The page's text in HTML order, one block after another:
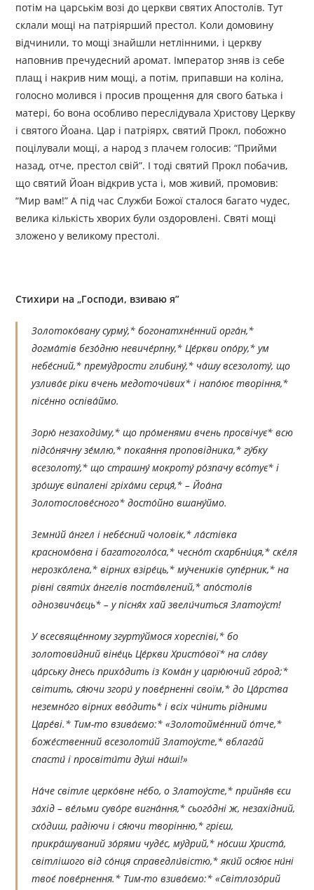
потім на царськім возі до церкви святих Апостолів. Тут
склали мощі на патріярший престол. Коли домовину
відчинили, то мощі знайшли нетлінними, і церкву
наповнив пречудесний аромат. Імператор зняв із себе
плащ і накрив ним мощі, а потім, припавши на коліна,
голосно молився і просив прощення для свого батька і
матері, бо вона особливо переслідувала Христову Церкву
і святого Йоана. Цар і патріярх, святий Прокл, побожно
поцілували мощі, а народ з плачем голосив: “Прийми
назад, отче, престол свій”. І тоді святий Прокл побачив,
що святий Йоан відкрив уста і, мов живий, промовив:
“Мир вам!” А під час Служби Божої сталося багато чудес,
велика кількість хворих були оздоровлені. Святі мощі
зложено у великому престолі.
Стихири на „Господи, взиваю я”
Золотоко́вану сурму́,* богонатхне́нний орга́н,*
догма́тів безо́дню невиче́рпну,* Це́ркви опо́ру,* ум
небе́сний,* прему́дрости глибину́,* ча́шу всезолоту́, що
узлива́є ріки вчень медоточи́вих* і напо́ює творіння,*
пісе́нно оспіва́ймо.
Зорю́ незаходи́му,* що про́менями вчень просвічує* всю
підсо́нячну зе́млю,* покая́ння проповідника,* гу́бку
всезолоту́,* що страшну́ мокроту́ ро́зпачу всо́тує* і
зро́шує ви́палені гріха́ми серця́,* – Йоа́на
Золотослове́сного* досто́йно вшану́ймо.
Земни́й а́нгел і небе́сний чоловік,* ла́стівка
красномо́вна і багатоголо́са,* чесно́т скарбни́ця,* ске́ля
нерозко́лена,* вірних взіре́ць,* му́чеників супе́рник,* на
рівні святи́х а́нгелів поста́влений,* апо́столів
однозвича́єць* – у пісня́х хай звели́читься Златоу́ст!
У всесвяще́нному згурту́ймося хореспіві,* бо
золотови́дний віне́ць Це́ркви Христо́вої* на сла́ву
ца́рську днесь прихо́дить із Кома́н у царю́ючий го́род;*
світить, ся́ючи згори́ у пове́рненні своїм,* до Ца́рства
неземно́го вірних вво́дить* і всіх чи́нить рідними
Царе́ві.* Тим-то взива́ємо:* «Золотойме́нний о́тче,*
боже́ственний всезолоти́й Златоу́сте,* вблага́й
спасти́ і просвіти́ти ду́ші на́ші!»
На́че світле церко́вне не́бо, о Златоу́сте,* прийня́в єси
за́хід – ве́льми суво́ре вигна́ння,* сього́дні ж, незахідний,
схо́диш, радіючи і ся́ючи творінню,* грієш,
прикра́шуваний зо́рями чуде́с, му́дрий,* но́сиш Христа́,
світлішого від со́нця справедли́вістю,* яки́й ося́ює ни́ні
твоє́ пове́рнення.* Тим-то взива́ємо:* «Світлозо́рий